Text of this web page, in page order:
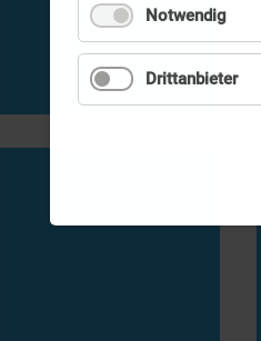
Notwendig
Drittanbieter